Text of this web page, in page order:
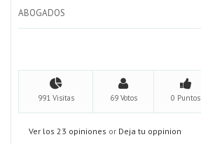
ABOGADOS
991 Visitas 69 Votos 0 Puntos
Ver los 23 opiniones or Deja tu oppinion